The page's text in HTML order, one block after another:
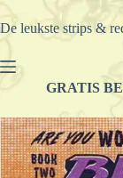
Ga
naar
De leukste strips &
GRATIS